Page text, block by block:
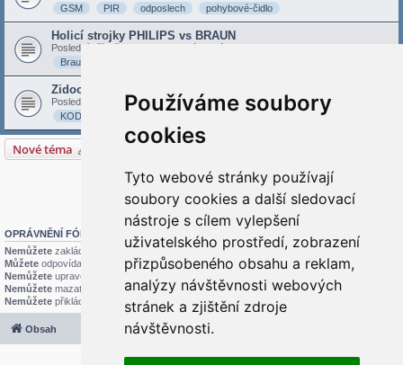
Používáme soubory
cookies
Tyto webové stránky používají
soubory cookies a další sledovací
nástroje s cílem vylepšení
uživatelského prostředí, zobrazení
přizpůsobeného obsahu a reklam,
analýzy návštěvnosti webových
stránek a zjištění zdroje
návštěvnosti.
GSM
PIR odposlech pohybové-čidlo
Holicí strojky PHILIPS vs BRAUN
Poslední příspěvek od
pát 05. úno 2021 21:09:43
Braun
Zidoo Z9S
Poslední příspěvek odadmin«stř 08. črc 2020 16:15:03
KODI
Nové téma
Přejít na
OPRÁVNĚNÍ FÓRA
Nemůžete zakládat nová témata v tomto fóru
Můžete odpovídat v tomto fóru
Nemůžete upravovat své příspěvky v tomto fóru
Nemůžete mazat své příspěvky v tomto fóru
Nemůžete přikládat soubory v tomto fóru
Obsah
2020 © ASTRA - CZ s.r.o.